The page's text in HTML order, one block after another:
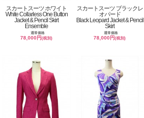
スカートスーツ ホワイト
White Collarless One Button
Jacket & Pencil Skirt
Ensemble
通常価格
78,000円(税別)
スカートスーツ ブラックレ
オパード
Black Leopard Jacket & Pencil
Skirt
通常価格
78,000円(税別)